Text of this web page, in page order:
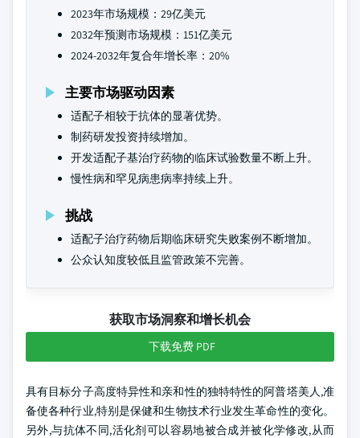
2023年市场规模：29亿美元
2032年预测市场规模：151亿美元
2024-2032年复合年增长率：20%
主要市场驱动因素
适配子相较于抗体的显著优势。
制药研发投资持续增加。
开发适配子基治疗药物的临床试验数量不断上升。
慢性病和罕见病患病率持续上升。
挑战
适配子治疗药物后期临床研究失败案例不断增加。
公众认知度较低且监管政策不完善。
获取市场洞察和增长机会
下载免费 PDF
具有目标分子高度特异性和亲和性的独特特性的阿普塔美人,准
备使各种行业,特别是保健和生物技术行业发生革命性的变化。
另外,与抗体不同,活化剂可以容易地被合成并被化学修改,从而